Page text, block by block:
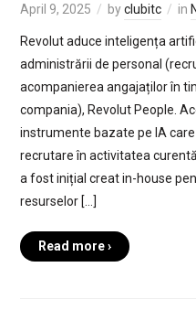
April 9, 2025 byclubitc in
Revolut aduce inteligența
administrării de personal
acompanierea angajaților în
compania), Revolut People.
instrumente bazate pe IA
recrutare în activitatea
a fost inițial creat in-house
resurselor […]
Read more ›